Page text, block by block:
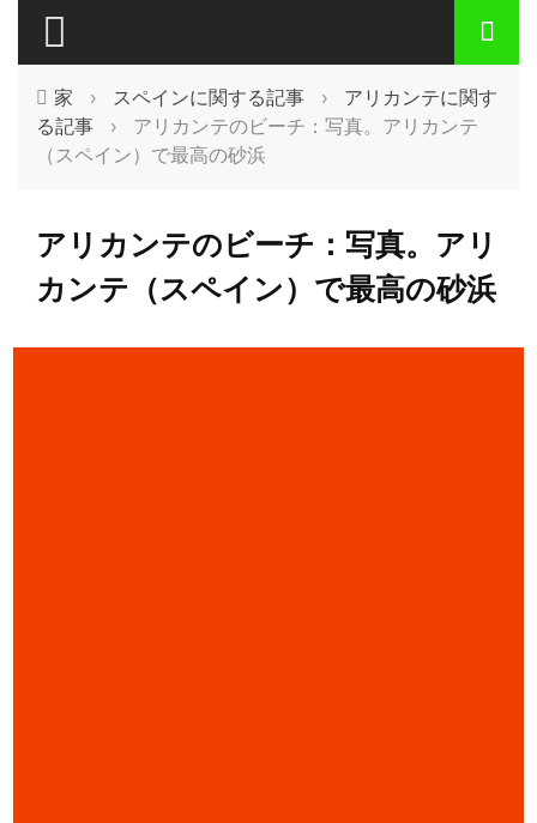
家 › スペインに関する記事 ›
アリカンテに関す
る記事
›
アリカンテのビーチ：写真。アリカンテ
（スペイン）で最高の砂浜
アリカンテのビーチ：写真。アリ
カンテ（スペイン）で最高の砂浜